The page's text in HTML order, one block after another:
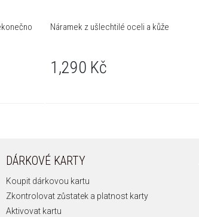
Náramek z ušlechtilé oceli a kůže
1,290 Kč
DÁRKOVÉ KARTY
Koupit dárkovou kartu
Zkontrolovat zůstatek a platnost karty
Aktivovat kartu